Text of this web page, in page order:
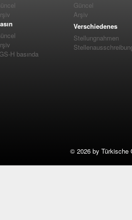
H basında
Güncel
Arşiv
Verschiedenes
Stellungnahmen
© 2026 by Türkische